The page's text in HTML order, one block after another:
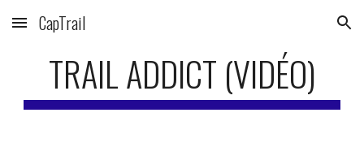
Skip to main content Skip to navigation
CapTrail
TRAIL ADDICT (VIDÉO)